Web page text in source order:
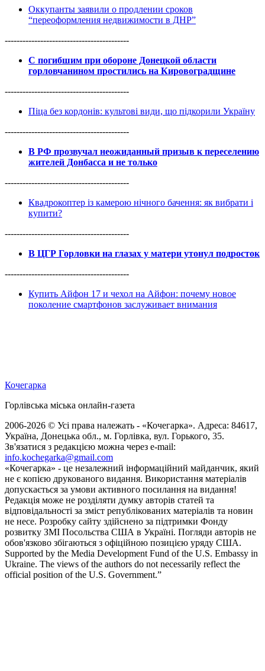
Оккупанты заявили о продлении сроков
“переоформления недвижимости в ДНР”
------------------------------------------
С погибшим при обороне Донецкой области
горловчанином простились на Кировоградщине
------------------------------------------
Піца без кордонів: культові види, що підкорили Україну
------------------------------------------
В РФ прозвучал неожиданный призыв к переселению
жителей Донбасса и не только
------------------------------------------
Квадрокоптер із камерою нічного бачення: як вибрати і
купити?
------------------------------------------
В ЦГР Горловки на глазах у матери утонул подросток
------------------------------------------
Купить Айфон 17 и чехол на Айфон: почему новое
поколение смартфонов заслуживает внимания
Кочегарка
Горлівська міська онлайн-газета
2006-2026 © Усі права належать - «Кочегарка». Адреса: 84617,
Україна, Донецька обл., м. Горлівка, вул. Горького, 35.
Зв'язатися з редакцією можна через e-mail:
info.kochegarka@gmail.com
«Кочегарка» - це незалежний інформаційний майданчик, який
не є копією друкованого видання. Використання матеріалів
допускається за умови активного посилання на видання!
Редакція може не розділяти думку авторів статей та
відповідальності за зміст републікованих матеріалів та новин
не несе. Розробку сайту здійснено за підтримки Фонду
розвитку ЗМІ Посольства США в Україні. Погляди авторів не
обов'язково збігаються з офіційною позицією уряду США.
Supported by the Media Development Fund of the U.S. Embassy in
Ukraine. The views of the authors do not necessarily reflect the
official position of the U.S. Government.”